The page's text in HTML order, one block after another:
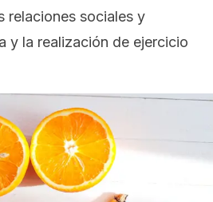
relaciones sociales y
y la realización de ejercicio